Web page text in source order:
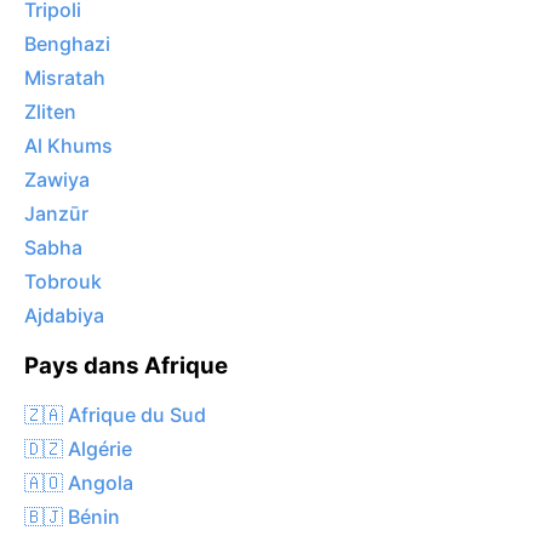
Tripoli
Benghazi
Misratah
Zliten
Al Khums
Zawiya
Janzūr
Sabha
Tobrouk
Ajdabiya
Pays dans Afrique
🇿🇦 Afrique du Sud
🇩🇿 Algérie
🇦🇴 Angola
🇧🇯 Bénin